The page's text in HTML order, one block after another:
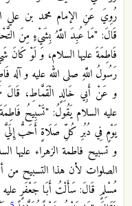
رُوِيَ عَنِ الإمام محمد بن علي
قَالَ: "مَا عُبِدَ اللَّهُ بِشَيْ‏ءٍ مِنَ
فَاطِمَةَ عليها السلام، وَ لَوْ كَانَ
رَسُولُ اللَّهِ صلى الله عليه و آله
و عَنْ أَبِي خَالِدٍ الْقَمَّاطِ، قَالَ
عليه السلام يَقُولُ‏: "تَسْبِيحُ‏
يَوْمٍ فِي دُبُرِ كُلِّ صَلَاةٍ أَحَبُّ
و تسبيح فاطمة الزهراء عليها
الصلوات لأن هذا التسبيح من
مُسْلِمٍ قَالَ: سَأَلْتُ أَبَا جَعْفَرٍ عليه